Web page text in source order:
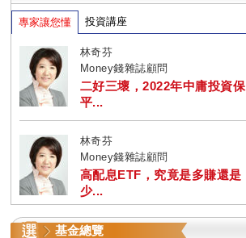
專家讓您懂 投資講座
林奇芬
Money錢雜誌顧問
二好三壞，2022年中庸投資保
平...
林奇芬
Money錢雜誌顧問
高配息ETF，究竟是多賺還是
少...
基金總覽